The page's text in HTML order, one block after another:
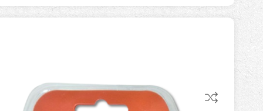
باتری سیلد لید اسید
باتری نیکل کادمیوم
باتری نیکل متال هیدرید
مبانی باتری
بسته بندی و ایمنی
روش های شارژ